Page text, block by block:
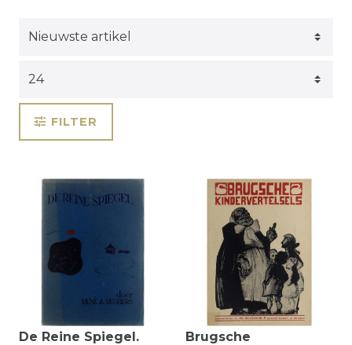
FILTER
De Reine Spiegel.
Brugsche